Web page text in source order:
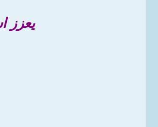
يعزز